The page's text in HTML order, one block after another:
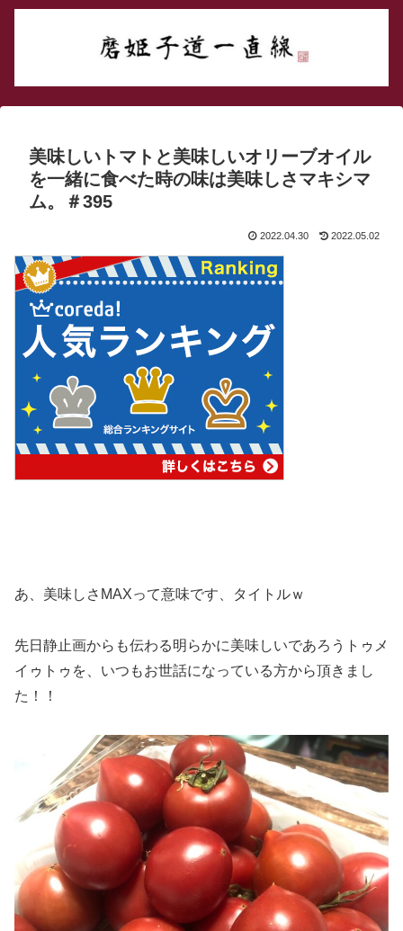
美味しいトマトと美味しいオリーブオイル
を一緒に食べた時の味は美味しさマキシマ
ム。＃395
2022.04.30 2022.05.02
あ、美味しさMAXって意味です、タイトルｗ
先日静止画からも伝わる明らかに美味しいであろうトゥメ
イゥトゥを、いつもお世話になっている方から頂きまし
た！！